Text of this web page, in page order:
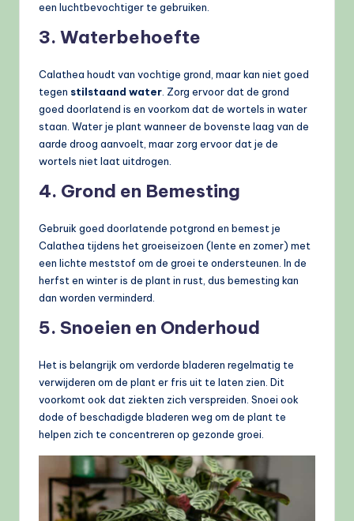
een luchtbevochtiger te gebruiken.
3. Waterbehoefte
Calathea houdt van vochtige grond, maar kan niet goed
tegen stilstaand water . Zorg ervoor dat de grond
goed doorlatend is en voorkom dat de wortels in water
staan. Water je plant wanneer de bovenste laag van de
aarde droog aanvoelt, maar zorg ervoor dat je de
wortels niet laat uitdrogen.
4. Grond en Bemesting
Gebruik goed doorlatende potgrond en bemest je
Calathea tijdens het groeiseizoen (lente en zomer) met
een lichte meststof om de groei te ondersteunen. In de
herfst en winter is de plant in rust, dus bemesting kan
dan worden verminderd.
5. Snoeien en Onderhoud
Het is belangrijk om verdorde bladeren regelmatig te
verwijderen om de plant er fris uit te laten zien. Dit
voorkomt ook dat ziekten zich verspreiden. Snoei ook
dode of beschadigde bladeren weg om de plant te
helpen zich te concentreren op gezonde groei.